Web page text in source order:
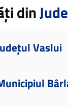
din
Vaslui